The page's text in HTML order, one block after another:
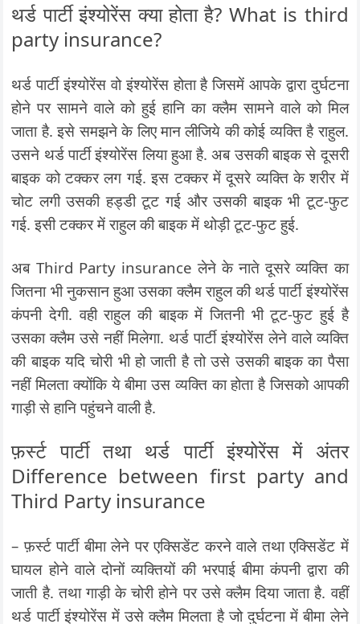
थर्ड पार्टी इंश्योरेंस क्या होता है? What is third
party insurance?
थर्ड पार्टी इंश्योरेंस वो इंश्योरेंस होता है जिसमें आपके द्वारा दुर्घटना
होने पर सामने वाले को हुई हानि का क्लैम सामने वाले को मिल
जाता है. इसे समझने के लिए मान लीजिये की कोई व्यक्ति है राहुल.
उसने थर्ड पार्टी इंश्योरेंस लिया हुआ है. अब उसकी बाइक से दूसरी
बाइक को टक्कर लग गई. इस टक्कर में दूसरे व्यक्ति के शरीर में
चोट लगी उसकी हड्डी टूट गई और उसकी बाइक भी टूट-फुट
गई. इसी टक्कर में राहुल की बाइक में थोड़ी टूट-फुट हुई.
अब Third Party insurance लेने के नाते दूसरे व्यक्ति का
जितना भी नुकसान हुआ उसका क्लैम राहुल की थर्ड पार्टी इंश्योरेंस
कंपनी देगी. वही राहुल की बाइक में जितनी भी टूट-फुट हुई है
उसका क्लैम उसे नहीं मिलेगा. थर्ड पार्टी इंश्योरेंस लेने वाले व्यक्ति
की बाइक यदि चोरी भी हो जाती है तो उसे उसकी बाइक का पैसा
नहीं मिलता क्योंकि ये बीमा उस व्यक्ति का होता है जिसको आपकी
गाड़ी से हानि पहुंचने वाली है.
फ़र्स्ट पार्टी तथा थर्ड पार्टी इंश्योरेंस में अंतर
Difference between first party and
Third Party insurance
– फ़र्स्ट पार्टी बीमा लेने पर एक्सिडेंट करने वाले तथा एक्सिडेंट में
घायल होने वाले दोनों व्यक्तियों की भरपाई बीमा कंपनी द्वारा की
जाती है. तथा गाड़ी के चोरी होने पर उसे क्लैम दिया जाता है. वहीं
थर्ड पार्टी इंश्योरेंस में उसे क्लैम मिलता है जो दुर्घटना में बीमा लेने